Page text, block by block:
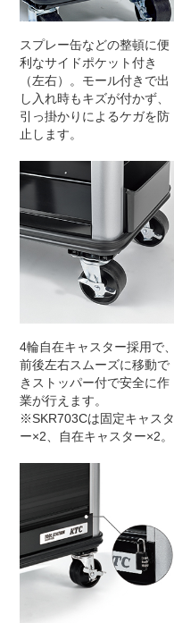
スプレー缶などの整頓に便
利なサイドポケット付き
（左右）。モール付きで出
し入れ時もキズが付かず、
引っ掛かりによるケガを防
止します。
4輪自在キャスター採用で、
前後左右スムーズに移動で
きストッパー付で安全に作
業が行えます。
※SKR703Cは固定キャスタ
ー×2、自在キャスター×2。